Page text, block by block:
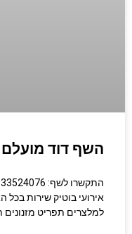
השף דוד מועלם
אירועי בוטיק שירות
למלצרים תפריט מזנונים